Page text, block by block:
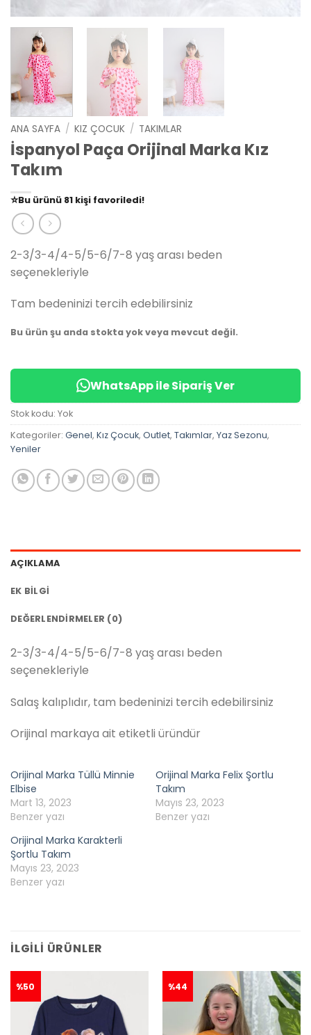
ANA SAYFA / KIZ ÇOCUK / TAKIMLAR
İspanyol Paça Orijinal Marka Kız
Takım
⭐️Bu ürünü 81 kişi favoriledi!
🛒39 kişisepetine ekledi!
✅ Bugün 14 adet
2-3/3-4/4-5/5-6/7-8 yaş arası beden
seçenekleriyle
Tam bedeninizi tercih edebilirsiniz
Bu ürün şu anda stokta yok veya mevcut değil.
WhatsApp ile Sipariş Ver
Stok kodu: Yok
Kategoriler: Genel, Kız Çocuk, Outlet, Takımlar, Yaz Sezonu,
Yeniler
AÇIKLAMA
EK BILGI
DEĞERLENDIRMELER (0)
2-3/3-4/4-5/5-6/7-8 yaş arası beden
seçenekleriyle
Salaş kalıplıdır, tam bedeninizi tercih edebilirsiniz
Orijinal markaya ait etiketli üründür
Orijinal Marka Tüllü Minnie
Elbise
Mart 13, 2023
Benzer yazı
Orijinal Marka Felix Şortlu
Takım
Mayıs 23, 2023
Benzer yazı
Orijinal Marka Karakterli
Şortlu Takım
Mayıs 23, 2023
Benzer yazı
İLGILI ÜRÜNLER
%50 %44